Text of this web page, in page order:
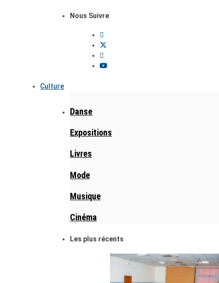
Nous Suivre
Culture
Danse
Expositions
Livres
Mode
Musique
Cinéma
Les plus récents